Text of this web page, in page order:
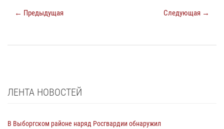
← Предыдущая Следующая →
ЛЕНТА НОВОСТЕЙ
В Выборгском районе наряд Росгвардии обнаружил